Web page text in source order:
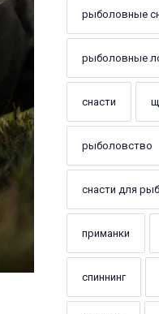
рыболовные
рыболовные
снасти
рыболовство
снасти для
приманки
спиннинг